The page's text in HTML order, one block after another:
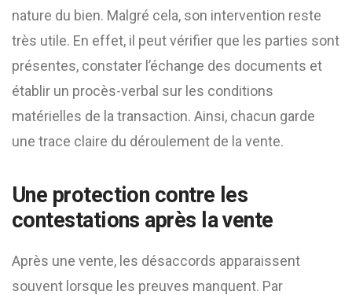
nature du bien. Malgré cela, son intervention reste
très utile. En effet, il peut vérifier que les parties sont
présentes, constater l’échange des documents et
établir un procès-verbal sur les conditions
matérielles de la transaction. Ainsi, chacun garde
une trace claire du déroulement de la vente.
Une protection contre les
contestations après la vente
Après une vente, les désaccords apparaissent
souvent lorsque les preuves manquent. Par